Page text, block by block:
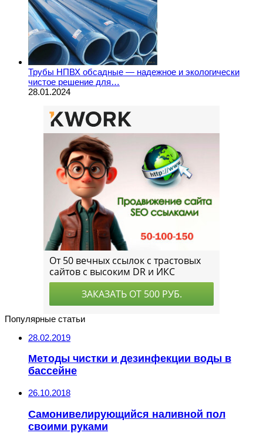
Трубы НПВХ обсадные — надежное и экологически
чистое решение для…
28.01.2024
Популярные статьи
28.02.2019
Методы чистки и дезинфекции воды в
бассейне
26.10.2018
Самонивелирующийся наливной пол
своими руками